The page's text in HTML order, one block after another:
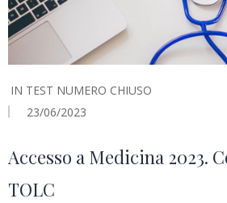
IN TEST NUMERO CHIUSO
23/06/2023
Accesso a Medicina 2023.
TOLC